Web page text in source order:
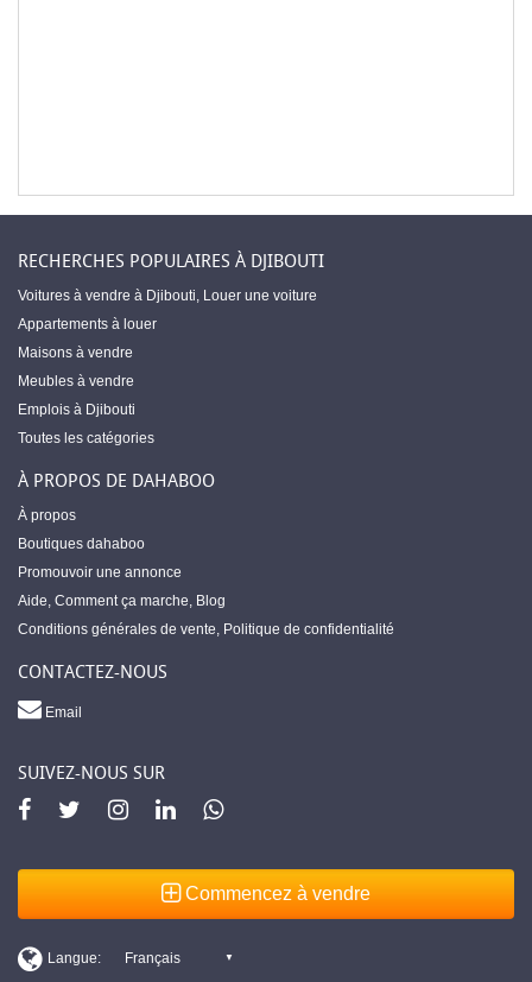
RECHERCHES POPULAIRES À DJIBOUTI
Voitures à vendre à Djibouti, Louer une voiture
Appartements à louer
Maisons à vendre
Meubles à vendre
Emplois à Djibouti
Toutes les catégories
À PROPOS DE DAHABOO
À propos
Boutiques dahaboo
Promouvoir une annonce
Aide, Comment ça marche, Blog
Conditions générales de vente, Politique de confidentialité
CONTACTEZ-NOUS
Email
SUIVEZ-NOUS SUR
Commencez à vendre